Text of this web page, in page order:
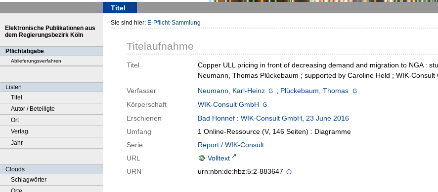
Titel
Elektronische Publikationen aus
dem Regierungsbezirk Köln
Pflichtabgabe
Ablieferungsverfahren
Listen
Titel
Autor / Beteiligte
Ort
Verlag
Jahr
Clouds
Schlagwörter
Sie sind hier: E-Pflicht-Sammlung
Titelaufnahme
Titel
Copper ULL pricing in front of decreasing demand and migration to NGA :
Neumann, Thomas Plückebaum ; supported by Caroline Held ; WIK-Consult
Verfasser
Neumann, Karl-Heinz ; Plückebaum, Thomas
Körperschaft
WIK-Consult GmbH
Erschienen
Bad Honnef : WIK-Consult GmbH, 23 June 2016
Umfang
1 Online-Ressource (V, 146 Seiten) : Diagramme
Serie
Report / WIK-Consult
URL
Volltext
URN
urn:nbn:de:hbz:5:2-883647